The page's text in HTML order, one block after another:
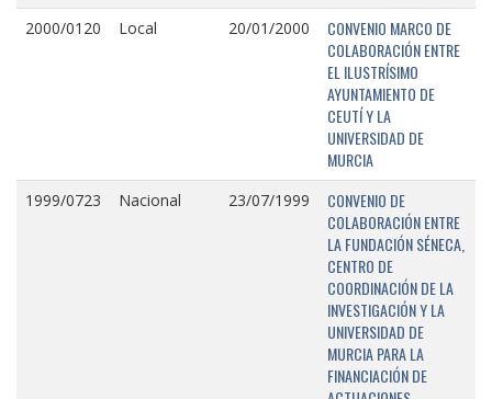
2000/0120 Local 20/01/2000
CONVENIO MARCO DE
COLABORACIÓN ENTRE
EL ILUSTRÍSIMO
AYUNTAMIENTO DE
CEUTÍ Y LA
UNIVERSIDAD DE
MURCIA
1999/0723 Nacional 23/07/1999
CONVENIO DE
COLABORACIÓN ENTRE
LA FUNDACIÓN SÉNECA,
CENTRO DE
COORDINACIÓN DE LA
INVESTIGACIÓN Y LA
UNIVERSIDAD DE
MURCIA PARA LA
FINANCIACIÓN DE